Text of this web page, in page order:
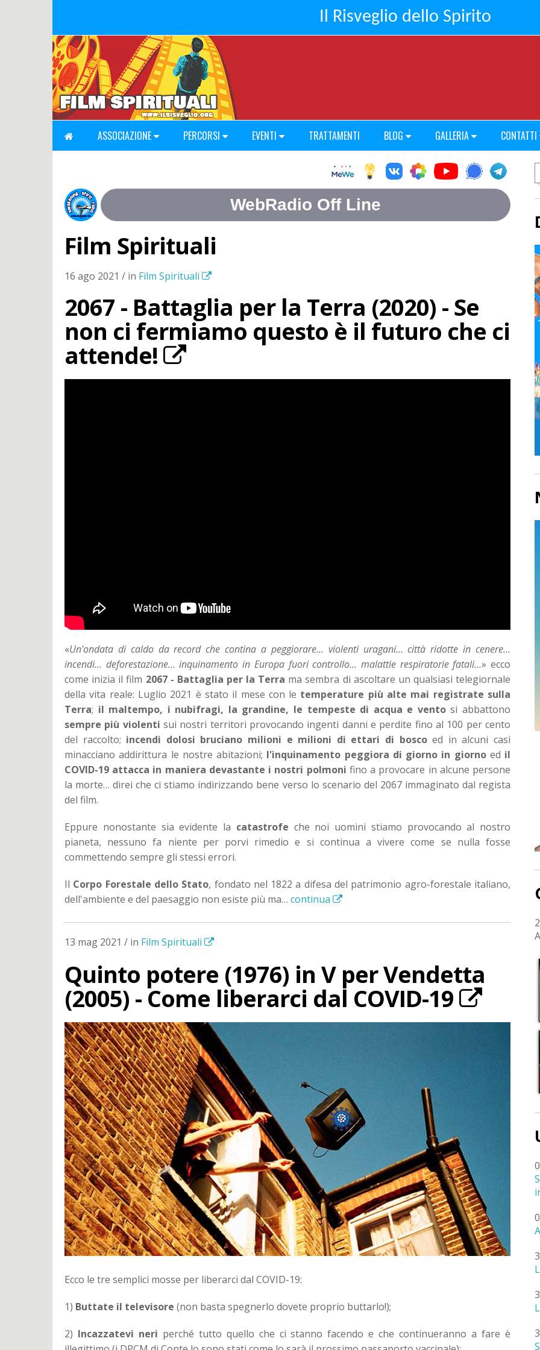
Il Risveglio dello Spirito
ASSOCIAZIONE PERCORSI EVENTI TRATTAMENTI BLOG GALLERIA CONTATTI
Film Spirituali
16 ago 2021 / in Film Spirituali
2067 - Battaglia per la Terra (2020) - Se
non ci fermiamo questo è il futuro che ci
attende!
«Un'ondata di caldo da record che contina a peggiorare… violenti uragani… città ridotte in cenere…
incendi… deforestazione… inquinamento in Europa fuori controllo… malattie respiratorie fatali…» ecco
come inizia il film 2067 - Battaglia per la Terra ma sembra di ascoltare un qualsiasi telegiornale
della vita reale: Luglio 2021 è stato il mese con le temperature più alte mai registrate sulla
Terra; il maltempo, i nubifragi, la grandine, le tempeste di acqua e ventosi abbattono
sempre più violenti sui nostri territori provocando ingenti danni e perdite fino al 100 per cento
del raccolto; incendi dolosi bruciano milioni e milioni di ettari di boscoed in alcuni casi
minacciano addirittura le nostre abitazioni; l'inquinamento peggiora di giorno in giornoed il
COVID-19 attacca in maniera devastante i nostri polmoni fino a provocare in alcune persone
la morte… direi che ci stiamo indirizzando bene verso lo scenario del 2067 immaginato dal regista
del film.
Eppure nonostante sia evidente la catastrofe che noi uomini stiamo provocando al nostro
pianeta, nessuno fa niente per porvi rimedio e si continua a vivere come se nulla fosse
commettendo sempre gli stessi errori.
Il Corpo Forestale dello Stato, fondato nel 1822 a difesa del patrimonio agro-forestale italiano,
dell'ambiente e del paesaggio non esiste più ma… continua
13 mag 2021 / in Film Spirituali
Quinto potere (1976) in V per Vendetta
(2005) - Come liberarci dal COVID-19
Ecco le tre semplici mosse per liberarci dal COVID-19:
1) Buttate il televisore (non basta spegnerlo dovete proprio buttarlo!);
2) Incazzatevi neri perché tutto quello che ci stanno facendo e che continueranno a fare è